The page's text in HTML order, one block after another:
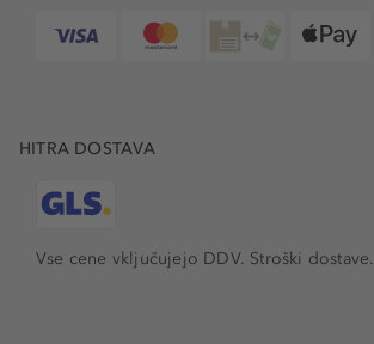
HITRA DOSTAVA
Vse cene vključujejo DDV. Stroški dostave.